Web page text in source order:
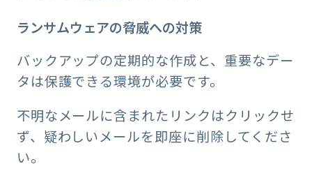
ランサムウェアの脅威への対策
バックアップの定期的な作成と、重要なデー
タは保護できる環境が必要です。
不明なメールに含まれたリンクはクリックせ
ず、疑わしいメールを即座に削除してくださ
い。